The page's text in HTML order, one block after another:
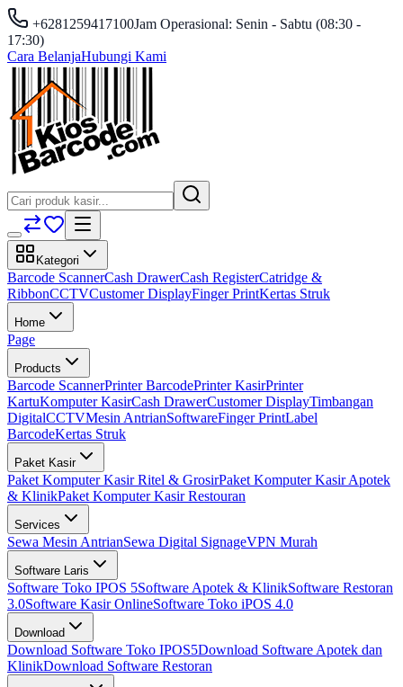
+6281259417100Jam Operasional: Senin - Sabtu (08:30 -
17:30)
Cara BelanjaHubungi Kami
Kategori
Barcode ScannerCash DrawerCash RegisterCatridge &
RibbonCCTVCustomer DisplayFinger PrintKertas Struk
Home
Page
Products
Barcode ScannerPrinter BarcodePrinter KasirPrinter
KartuKomputer KasirCash DrawerCustomer DisplayTimbangan
DigitalCCTVMesin AntrianSoftwareFinger PrintLabel
BarcodeKertas Struk
Paket Kasir
Paket Komputer Kasir Ritel & GrosirPaket Komputer Kasir Apotek
& KlinikPaket Komputer Kasir Restouran
Services
Sewa Mesin AntrianSewa Digital SignageVPN Murah
Software Laris
Software Toko IPOS 5Software Apotek & KlinikSoftware Restoran
3.0Software Kasir OnlineSoftware Toko iPOS 4.0
Download
Download Software Toko IPOS5Download Software Apotek dan
KlinikDownload Software Restoran